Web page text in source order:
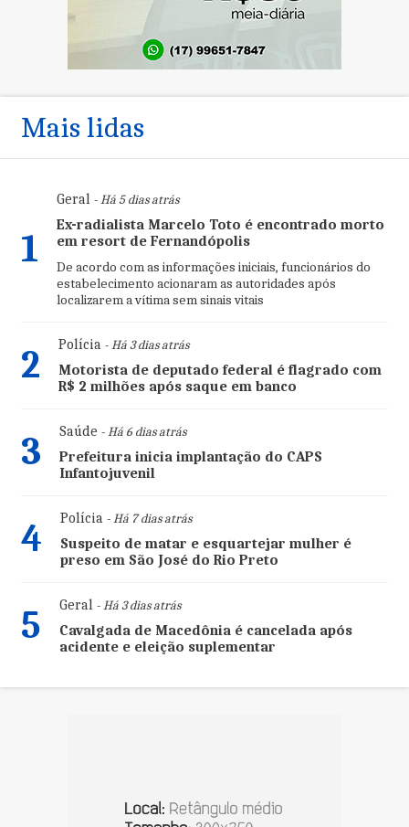
Mais lidas
1
Geral- Há 5 dias atrás
Ex-radialista Marcelo Toto é encontrado morto
em resort de Fernandópolis
De acordo com as informações iniciais, funcionários do
estabelecimento acionaram as autoridades após
localizarem a vítima sem sinais vitais
2 Polícia- Há 3 dias atrás
Motorista de deputado federal é flagrado com
R$ 2 milhões após saque em banco
3 Saúde - Há 6 dias atrás
Prefeitura inicia implantação do CAPS
Infantojuvenil
4 Polícia- Há 7 dias atrás
Suspeito de matar e esquartejar mulher é
preso em São José do Rio Preto
5 Geral- Há 3 dias atrás
Cavalgada de Macedônia é cancelada após
acidente e eleição suplementar